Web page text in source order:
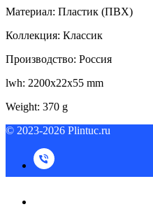
Материал: Пластик (ПВХ)
Коллекция: Классик
Производство: Россия
lwh: 2200x22x55 mm
Weight: 370 g
© 2023-2026 Plintuc.ru